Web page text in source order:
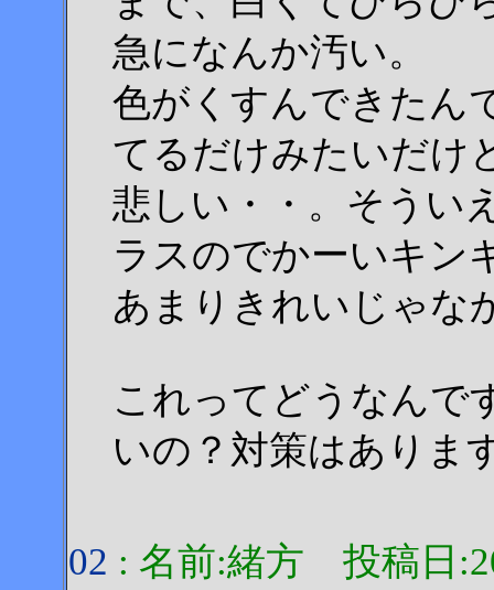
急になんか汚い。
色がくすんできたん
てるだけみたいだけ
悲しい・・。そうい
ラスのでかーいキン
あまりきれいじゃな
これってどうなんで
いの？対策はありま
02 : 名前:緒方 投稿日